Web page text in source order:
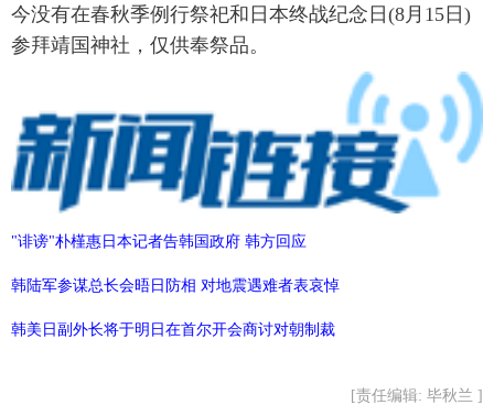
今没有在春秋季例行祭祀和日本终战纪念日(8月15日)
参拜靖国神社，仅供奉祭品。
"诽谤"朴槿惠日本记者告韩国政府 韩方回应
韩陆军参谋总长会晤日防相 对地震遇难者表哀悼
韩美日副外长将于明日在首尔开会商讨对朝制裁
[责任编辑: 毕秋兰 ]